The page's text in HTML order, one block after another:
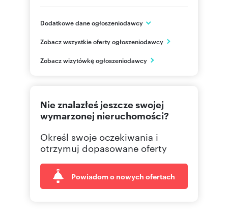
Dodatkowe dane ogłoszeniodawcy
Jastrzębie-Zdrój
PL
324718 Pokaż telefon
Zobacz wszystkie oferty ogłoszeniodawcy
Zobacz wizytówkę ogłoszeniodawcy
Nie znalazłeś jeszcze swojej
wymarzonej nieruchomości?
Określ swoje oczekiwania i
otrzymuj dopasowane oferty
Powiadom o nowych ofertach